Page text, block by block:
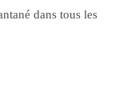
dans tous les